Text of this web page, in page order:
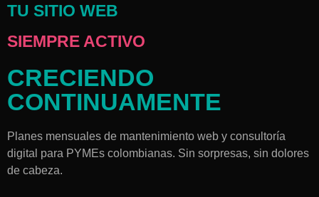
TU SITIO WEB
SIEMPRE ACTIVO
CRECIENDO
CONTINUAMENTE
Planes mensuales de mantenimiento web y consultoría
digital para PYMEs colombianas. Sin sorpresas, sin dolores
de cabeza.